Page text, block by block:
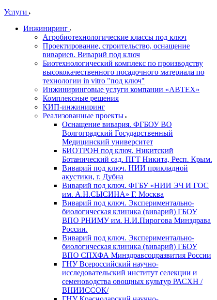
Услуги
Инжиниринг
Агробиотехнологические классы под ключ
Проектирование, строительство, оснащение
вивариев. Виварий под ключ
Биотехнологический комплекс по производству
высококачественного посадочного материала по
технологии in vitro "под ключ"
Инжиниринговые услуги компании «АВТЕХ»
Комплексные решения
КИП-инжиниринг
Реализованные проекты
Оснащение вивария. ФГБОУ ВО
Волгоградский Государственный
Медицинский университет
БИОТРОН под ключ. Никитский
Ботанический сад. ПГТ Никита, Респ. Крым.
Виварий под ключ. НИИ прикладной
акустики, г. Дубна
Виварий под ключ. ФГБУ «НИИ ЭЧ И ГОС
им. А.Н.СЫСИНА» Г. Москва
Виварий под ключ. Экспериментально-
биологическая клиника (виварий) ГБОУ
ВПО РНИМУ им. Н.И.Пирогова Минздрава
России.
Виварий под ключ. Экспериментально-
биологическая клиника (виварий) ГБОУ
ВПО СПХФА Минздравсоцразвития России
ГНУ Всероссийский научно-
исследовательский институт селекции и
семеноводства овощных культур РАСХН /
ВНИИССОК/